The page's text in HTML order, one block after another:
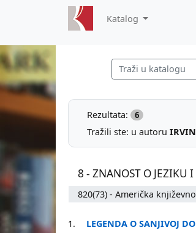
Katalog
Rezultata: 6
Tražili ste: u autoru
8 - ZNANOST O JEZIKU
820(73) - Američka
1. LEGENDA O SANJIVOJ